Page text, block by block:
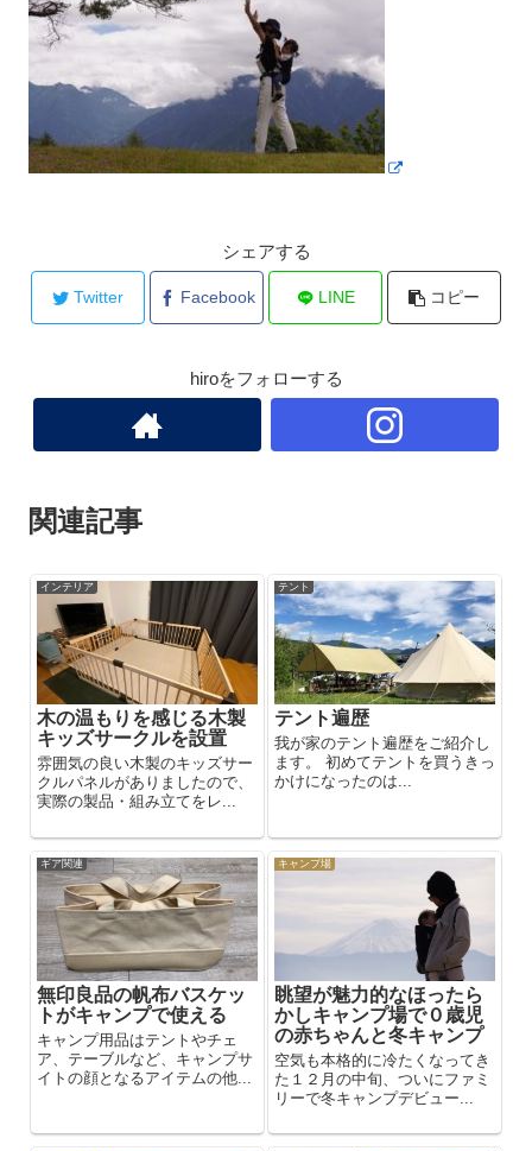
シェアする
Twitter Facebook LINE コピー
hiroをフォローする
関連記事
インテリア
木の温もりを感じる木製
キッズサークルを設置
雰囲気の良い木製のキッズサー
クルパネルがありましたので、
実際の製品・組み立てをレ...
テント
テント遍歴
我が家のテント遍歴をご紹介し
ます。 初めてテントを買うきっ
かけになったのは...
ギア関連
無印良品の帆布バスケッ
トがキャンプで使える
キャンプ用品はテントやチェ
ア、テーブルなど、キャンプサ
イトの顔となるアイテムの他...
キャンプ場
眺望が魅力的なほったら
かしキャンプ場で０歳児
の赤ちゃんと冬キャンプ
空気も本格的に冷たくなってき
た１２月の中旬、ついにファミ
リーで冬キャンプデビュー...